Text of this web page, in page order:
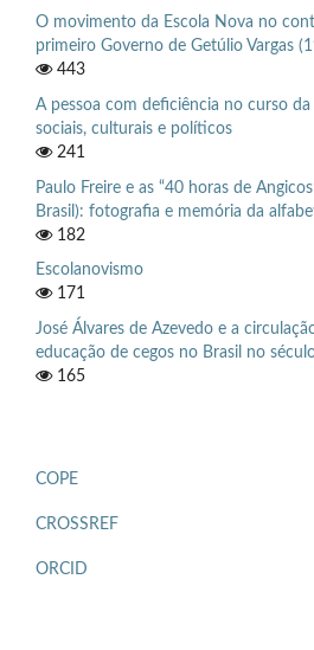
O movimento da Escola Nova no
primeiro Governo de Getúlio Vargas
443
A pessoa com deficiência no curso
sociais, culturais e políticos
241
Paulo Freire e as “40 horas de
Brasil): fotografia e memória da
182
Escolanovismo
171
José Álvares de Azevedo e a
educação de cegos no Brasil no
165
COPE
CROSSREF
ORCID